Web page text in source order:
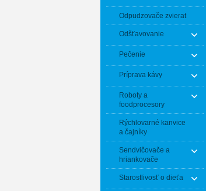
Odpudzovače zvierat
Odšťavovanie
Pečenie
Príprava kávy
Roboty a
foodprocesory
Rýchlovarné kanvice
a čajníky
Sendvičovače a
hriankovače
Starostlivosť o dieťa